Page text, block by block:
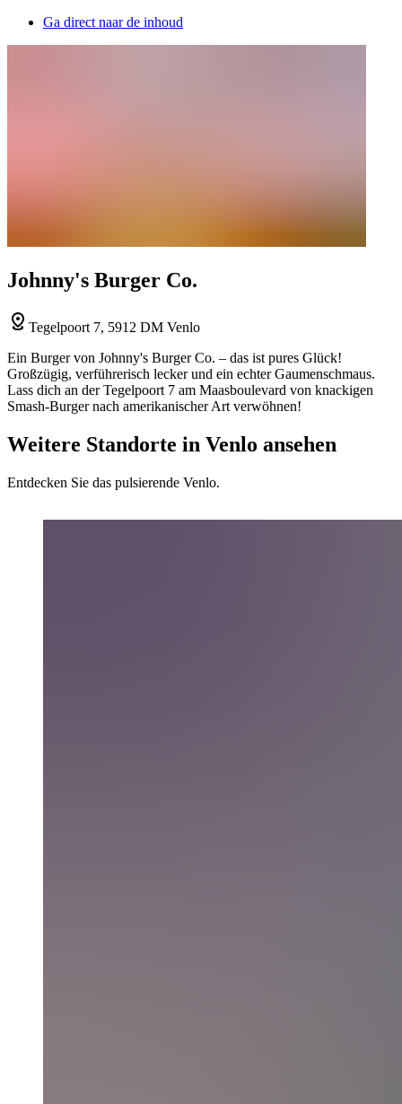
Ga direct naar de inhoud
Johnny's Burger Co.
Tegelpoort 7, 5912 DM Venlo
Ein Burger von Johnny's Burger Co. – das ist pures Glück!
Großzügig, verführerisch lecker und ein echter Gaumenschmaus.
Lass dich an der Tegelpoort 7 am Maasboulevard von knackigen
Smash-Burger nach amerikanischer Art verwöhnen!
Weitere Standorte in Venlo ansehen
Entdecken Sie das pulsierende Venlo.